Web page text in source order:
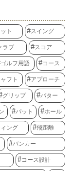
ト スイング
ラブ スコア
ゴルフ用語 コース
フト アプローチ
グリップ パター
パット ホール
ング 飛距離
バンカー
コース設計